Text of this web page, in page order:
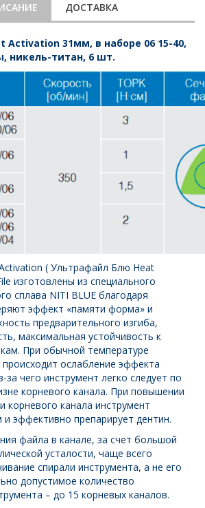
ДОСТАВКА
Activation 31мм, в наборе 06 15-40,
никель-титан, 6 шт.
( Ультрафайл Блю Heat
изготовлены из специального
сплава NITI BLUE благодаря
эффект «памяти форма» и
предварительного изгиба,
максимальная устойчивость к
При обычной температуре
ослабление эффекта
чего инструмент легко следует по
корневого канала. При повышении
корневого канала инструмент
и эффективно препарирует дентин.
файла в канале, за счет большой
усталости, чаще всего
спирали инструмента, а не его
допустимое количество
– до 15 корневых каналов.